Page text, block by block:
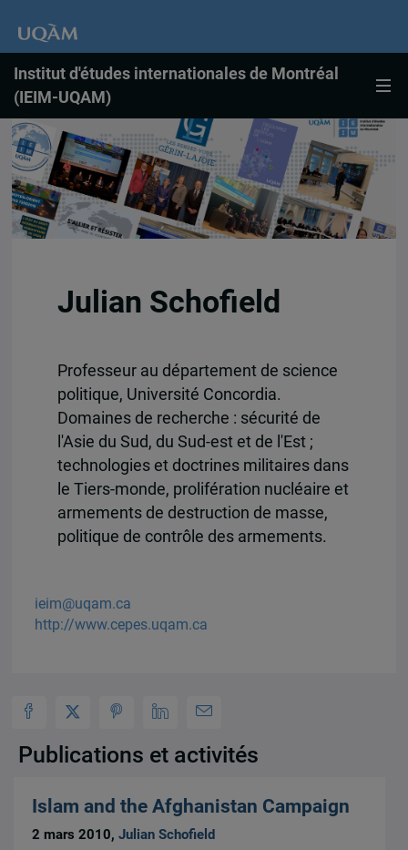
Institut d'études internationales de Montréal
(IEIM-UQAM)
Julian Schofield
Professeur au département de science
politique, Université Concordia.
Domaines de recherche : sécurité de
l'Asie du Sud, du Sud-est et de l'Est ;
technologies et doctrines militaires dans
le Tiers-monde, prolifération nucléaire et
armements de destruction de masse,
politique de contrôle des armements.
ieim@uqam.ca
http://www.cepes.uqam.ca
Publications et activités
Islam and the Afghanistan Campaign
2 mars 2010,Julian Schofield